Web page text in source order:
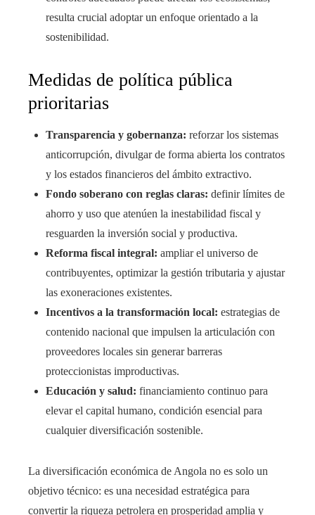
resulta crucial adoptar un enfoque orientado a la
sostenibilidad.
Medidas de política pública
prioritarias
Transparencia y gobernanza: reforzar los sistemas
anticorrupción, divulgar de forma abierta los contratos
y los estados financieros del ámbito extractivo.
Fondo soberano con reglas claras: definir límites de
ahorro y uso que atenúen la inestabilidad fiscal y
resguarden la inversión social y productiva.
Reforma fiscal integral: ampliar el universo de
contribuyentes, optimizar la gestión tributaria y ajustar
las exoneraciones existentes.
Incentivos a la transformación local: estrategias de
contenido nacional que impulsen la articulación con
proveedores locales sin generar barreras
proteccionistas improductivas.
Educación y salud: financiamiento continuo para
elevar el capital humano, condición esencial para
cualquier diversificación sostenible.
La diversificación económica de Angola no es solo un
objetivo técnico: es una necesidad estratégica para
convertir la riqueza petrolera en prosperidad amplia y